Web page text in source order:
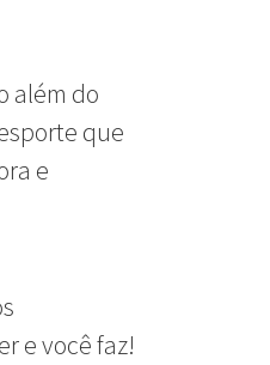
além do
que
e
e você faz!